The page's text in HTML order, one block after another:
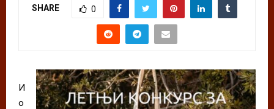
SHARE 0
И
о